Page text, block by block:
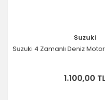
Suzuki
Suzuki 4 Zamanlı Deniz Motor
1.100,00 TL